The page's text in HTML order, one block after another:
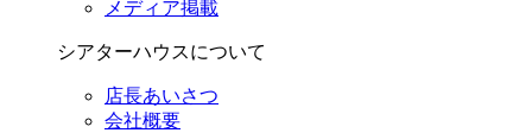
メディア掲載
シアターハウスについて
店長あいさつ
会社概要